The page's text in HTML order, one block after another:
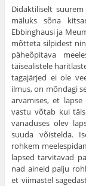
Didaktiliselt
mäluks sõna
Ebbinghausi ja
mõtteta silpidest
päheõpitava
täisealistele
tagajärjed ei ole
ilmus, on mõndagi
arvamises, et
vastu võtab kui
vanaduses olev
suuda võistelda.
rohkem
lapsed tarvitavad
nad aineid palju
et viimastel